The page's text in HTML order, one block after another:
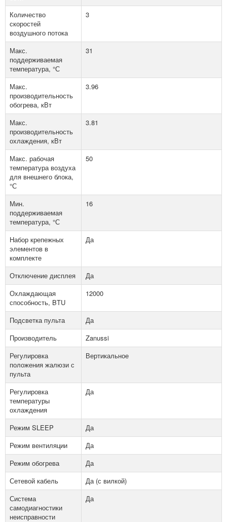
Количество
скоростей
воздушного потока
3
Макс.
поддерживаемая
температура, °С
31
Макс.
производительность
обогрева, кВт
3.96
Макс.
производительность
охлаждения, кВт
3.81
Макс. рабочая
температура воздуха
для внешнего блока,
°С
50
Мин.
поддерживаемая
температура, °С
16
Набор крепежных
элементов в
комплекте
Да
Отключение дисплея
Да
Охлаждающая
способность, BTU
12000
Подсветка пульта
Да
Производитель
Zanussi
Регулировка
положения жалюзи с
пульта
Вертикальное
Регулировка
температуры
охлаждения
Да
Режим SLEEP
Да
Режим вентиляции
Да
Режим обогрева
Да
Сетевой кабель
Да (с вилкой)
Система
самодиагностики
неисправности
Да